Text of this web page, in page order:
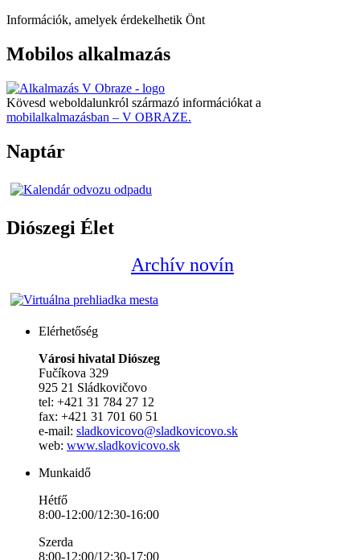
Információk, amelyek érdekelhetik Önt
Mobilos alkalmazás
Kövesd weboldalunkról származó információkat a
mobilalkalmazásban – V OBRAZE.
Naptár
Diószegi Élet
Archív novín
Elérhetőség
Városi hivatal Diószeg
Fučíkova 329
925 21 Sládkovičovo
tel: +421 31 784 27 12
fax: +421 31 701 60 51
e-mail: sladkovicovo@sladkovicovo.sk
web: www.sladkovicovo.sk
Munkaidő
Hétfő
8:00-12:00/12:30-16:00
Szerda
8:00-12:00/12:30-17:00